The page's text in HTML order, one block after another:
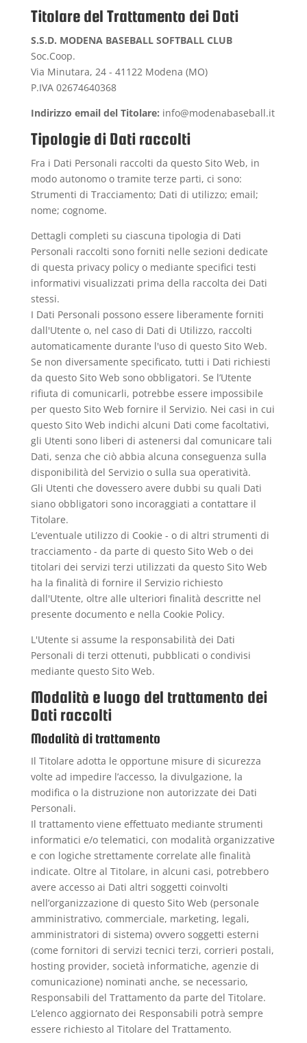
Titolare del Trattamento dei Dati
S.S.D. MODENA BASEBALL SOFTBALL CLUB
Soc.Coop.
Via Minutara, 24 - 41122 Modena (MO)
P.IVA 02674640368
Indirizzo email del Titolare: info@modenabaseball.it
Tipologie di Dati raccolti
Fra i Dati Personali raccolti da questo Sito Web, in
modo autonomo o tramite terze parti, ci sono:
Strumenti di Tracciamento; Dati di utilizzo; email;
nome; cognome.
Dettagli completi su ciascuna tipologia di Dati
Personali raccolti sono forniti nelle sezioni dedicate
di questa privacy policy o mediante specifici testi
informativi visualizzati prima della raccolta dei Dati
stessi.
I Dati Personali possono essere liberamente forniti
dall'Utente o, nel caso di Dati di Utilizzo, raccolti
automaticamente durante l'uso di questo Sito Web.
Se non diversamente specificato, tutti i Dati richiesti
da questo Sito Web sono obbligatori. Se l’Utente
rifiuta di comunicarli, potrebbe essere impossibile
per questo Sito Web fornire il Servizio. Nei casi in cui
questo Sito Web indichi alcuni Dati come facoltativi,
gli Utenti sono liberi di astenersi dal comunicare tali
Dati, senza che ciò abbia alcuna conseguenza sulla
disponibilità del Servizio o sulla sua operatività.
Gli Utenti che dovessero avere dubbi su quali Dati
siano obbligatori sono incoraggiati a contattare il
Titolare.
L’eventuale utilizzo di Cookie - o di altri strumenti di
tracciamento - da parte di questo Sito Web o dei
titolari dei servizi terzi utilizzati da questo Sito Web
ha la finalità di fornire il Servizio richiesto
dall'Utente, oltre alle ulteriori finalità descritte nel
presente documento e nella Cookie Policy.
L'Utente si assume la responsabilità dei Dati
Personali di terzi ottenuti, pubblicati o condivisi
mediante questo Sito Web.
Modalità e luogo del trattamento dei
Dati raccolti
Modalità di trattamento
Il Titolare adotta le opportune misure di sicurezza
volte ad impedire l’accesso, la divulgazione, la
modifica o la distruzione non autorizzate dei Dati
Personali.
Il trattamento viene effettuato mediante strumenti
informatici e/o telematici, con modalità organizzative
e con logiche strettamente correlate alle finalità
indicate. Oltre al Titolare, in alcuni casi, potrebbero
avere accesso ai Dati altri soggetti coinvolti
nell’organizzazione di questo Sito Web (personale
amministrativo, commerciale, marketing, legali,
amministratori di sistema) ovvero soggetti esterni
(come fornitori di servizi tecnici terzi, corrieri postali,
hosting provider, società informatiche, agenzie di
comunicazione) nominati anche, se necessario,
Responsabili del Trattamento da parte del Titolare.
L’elenco aggiornato dei Responsabili potrà sempre
essere richiesto al Titolare del Trattamento.